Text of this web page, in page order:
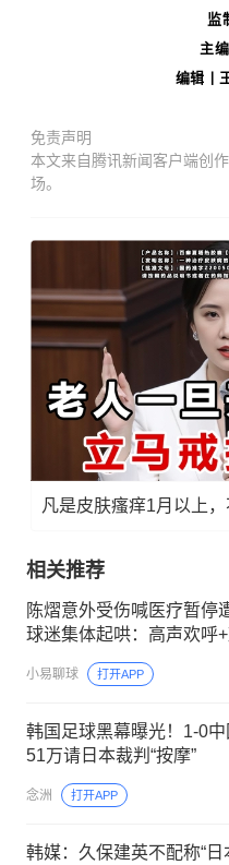
监
主编
编辑丨
免责声明
本文来自腾讯新闻客户端创
场。
相关推荐
陈熠意外受伤喊医疗暂停
球迷集体起哄：高声欢呼
小易聊球 打开APP
韩国足球黑幕曝光！1-0
51万请日本裁判“按摩”
念洲 打开APP
韩媒：久保建英不配称“日